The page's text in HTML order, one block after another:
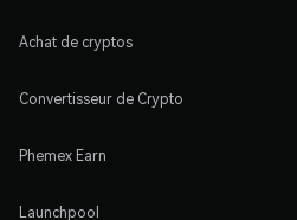
Achat de cryptos
Convertisseur de Crypto
Phemex Earn
Launchpool